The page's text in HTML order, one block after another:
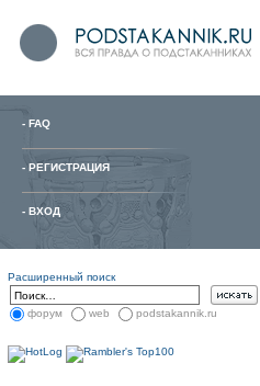
- FAQ
- РЕГИСТРАЦИЯ
- ВХОД
Расширенный поиск
форум web podstakannik.ru